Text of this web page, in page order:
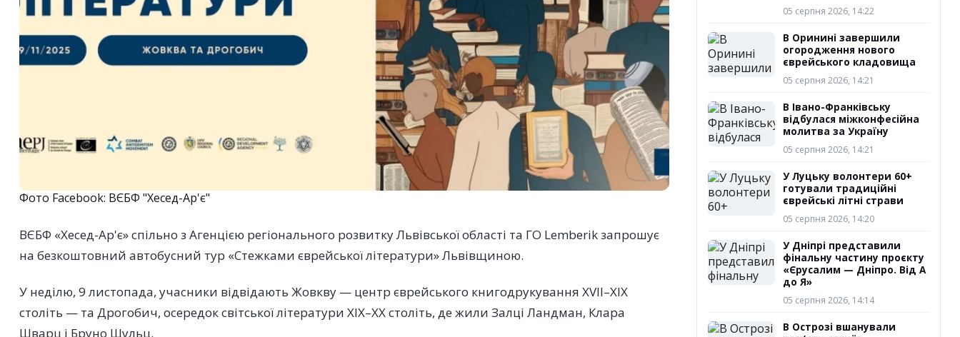
Фото Facebook: ВЄБФ "Хесед-Ар'є"
ВЄБФ «Хесед-Ар'є» спільно з Агенцією регіонального розвитку Львівської області та ГО Lemberik запрошує
на безкоштовний автобусний тур «Стежками єврейської літератури» Львівщиною.
У неділю, 9 листопада, учасники відвідають Жовкву — центр єврейського книгодрукування XVII–XIX
століть — та Дрогобич, осередок світської літератури XIX–XX століть, де жили Залці Ландман, Клара
Шварц і Бруно Шульц.
05 серпня 2026, 14:22
В Оринині завершили
огородження нового
єврейського кладовища
05 серпня 2026, 14:21
В Івано-Франківську
відбулася міжконфесійна
молитва за Україну
05 серпня 2026, 14:21
У Луцьку волонтери 60+
готували традиційні
єврейські літні страви
05 серпня 2026, 14:20
У Дніпрі представили
фінальну частину проєкту
«Єрусалим — Дніпро. Від А
до Я»
05 серпня 2026, 14:14
В Острозі вшанували